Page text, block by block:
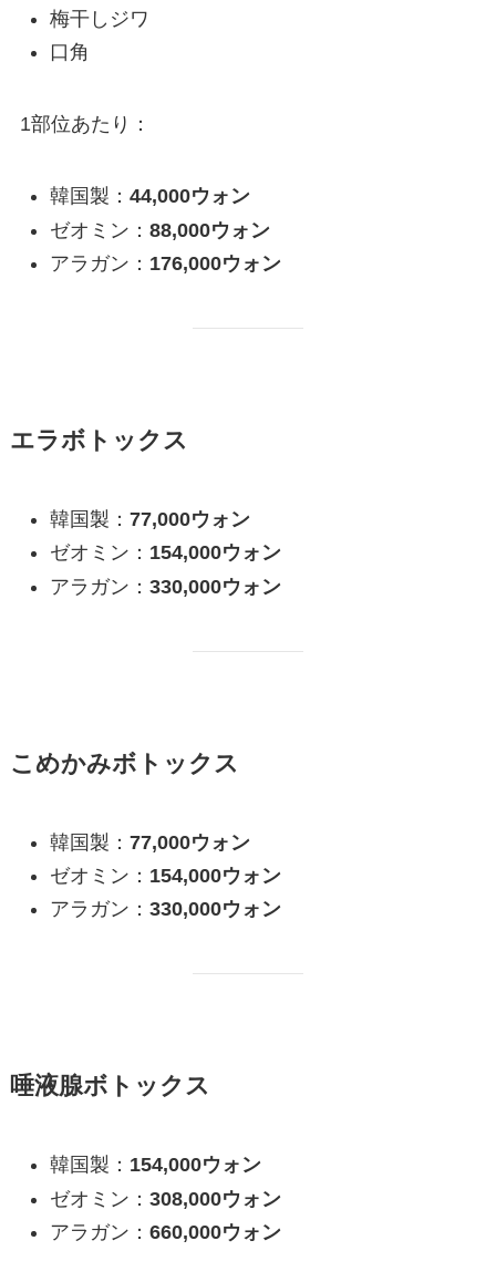
梅干しジワ
口角
1部位あたり：
韓国製： 44,000ウォン
ゼオミン： 88,000ウォン
アラガン： 176,000ウォン
エラボトックス
韓国製： 77,000ウォン
ゼオミン： 154,000ウォン
アラガン： 330,000ウォン
こめかみボトックス
韓国製： 77,000ウォン
ゼオミン： 154,000ウォン
アラガン： 330,000ウォン
唾液腺ボトックス
韓国製： 154,000ウォン
ゼオミン： 308,000ウォン
アラガン： 660,000ウォン